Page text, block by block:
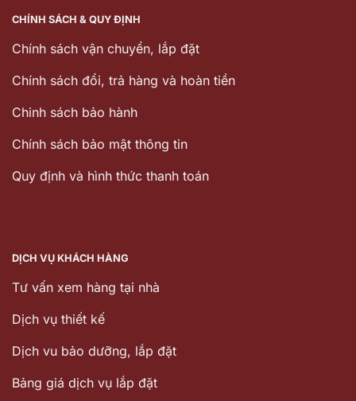
CHÍNH SÁCH & QUY ĐỊNH
Chính sách vận chuyển, lắp đặt
Chính sách đổi, trả hàng và hoàn tiền
Chinh sách bảo hành
Chính sách bảo mật thông tin
Quy định và hình thức thanh toán
DỊCH VỤ KHÁCH HÀNG
Tư vấn xem hàng tại nhà
Dịch vụ thiết kế
Dịch vu bảo dưỡng, lắp đặt
Bảng giá dịch vụ lắp đặt